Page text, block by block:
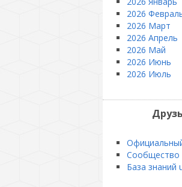
2026
2026 Март
2026 Апрель
2026 Май
2026 Июнь
2026 Июль
Сообщество
База знаний